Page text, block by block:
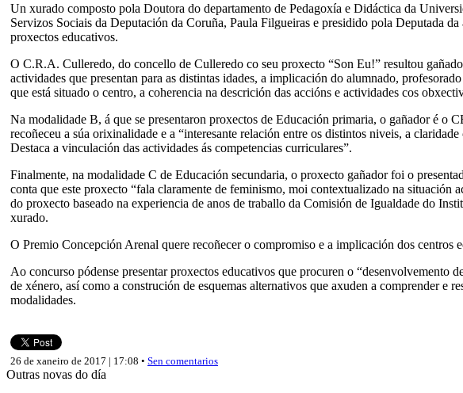
Un xurado composto pola Doutora do departamento de Pedagoxía e Didáctica da
Servizos Sociais da Deputación da Coruña, Paula Filgueiras e presidido pola Deputada
proxectos educativos.
O C.R.A. Culleredo, do concello de Culleredo co seu proxecto “Son Eu!” resultou
actividades que presentan para as distintas idades, a implicación do alumnado,
que está situado o centro, a coherencia na descrición das accións e actividades cos
Na modalidade B, á que se presentaron proxectos de Educación primaria, o gañador é o
recoñeceu a súa orixinalidade e a “interesante relación entre os distintos niveis, a
Destaca a vinculación das actividades ás competencias curriculares”.
Finalmente, na modalidade C de Educación secundaria, o proxecto gañador foi o
conta que este proxecto “fala claramente de feminismo, moi contextualizado na situación
do proxecto baseado na experiencia de anos de traballo da Comisión de Igualdade do
xurado.
O Premio Concepción Arenal quere recoñecer o compromiso e a implicación dos
Ao concurso pódense presentar proxectos educativos que procuren o “desenvolvemento
de xénero, así como a construción de esquemas alternativos que axuden a comprender e
modalidades.
26 de xaneiro de 2017 | 17:08 • Sen comentarios
Outras novas do día